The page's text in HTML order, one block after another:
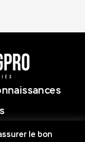
le bon